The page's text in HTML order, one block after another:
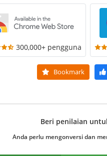
300,000+ pengguna
Bookmark
Beri penilaian
Anda perlu mengonversi dan